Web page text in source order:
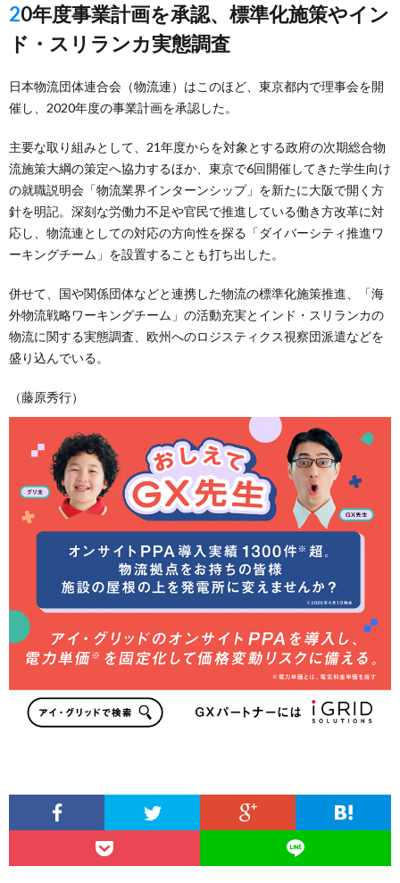
20年度事業計画を承認、標準化施策やイン
ド・スリランカ実態調査
日本物流団体連合会（物流連）はこのほど、東京都内で理事会を開
催し、2020年度の事業計画を承認した。
主要な取り組みとして、21年度からを対象とする政府の次期総合物
流施策大綱の策定へ協力するほか、東京で6回開催してきた学生向け
の就職説明会「物流業界インターンシップ」を新たに大阪で開く方
針を明記。深刻な労働力不足や官民で推進している働き方改革に対
応し、物流連としての対応の方向性を探る「ダイバーシティ推進ワ
ーキングチーム」を設置することも打ち出した。
併せて、国や関係団体などと連携した物流の標準化施策推進、「海
外物流戦略ワーキングチーム」の活動充実とインド・スリランカの
物流に関する実態調査、欧州へのロジスティクス視察団派遣などを
盛り込んでいる。
（藤原秀行）